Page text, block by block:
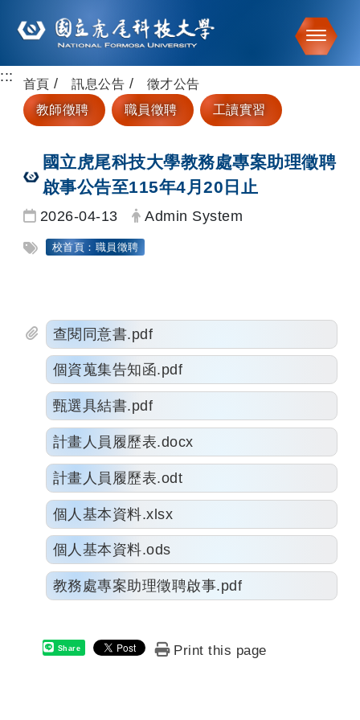
跳到主要內容
::: 首頁 訊息公告
徵才公告
教師徵聘
職員徵聘 工讀實習
國立虎尾科技大學教務處專案助理徵聘
啟事公告至115年4月20日止
日期：
2026-04-13 發布者：
Admin System
標籤：
校首頁：職員徵聘
查閱同意書.pdf
個資蒐集告知函.pdf
甄選具結書.pdf
計畫人員履歷表.docx
計畫人員履歷表.odt
個人基本資料.xlsx
個人基本資料.ods
教務處專案助理徵聘啟事.pdf
Share Print this page